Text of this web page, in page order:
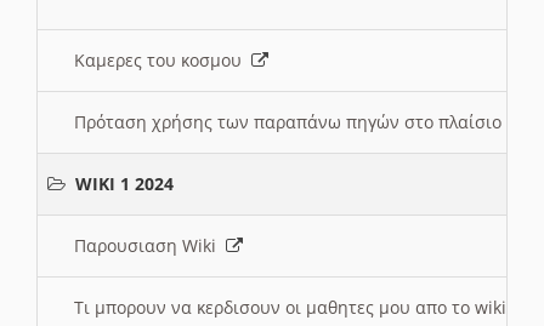
Καμερες του κοσμου
Πρόταση χρήσης των παραπάνω πηγών στο πλαίσιο
WIKI 1 2024
Παρουσιαση Wiki
Τι μπορουν να κερδισουν οι μαθητες μου απο το wiki